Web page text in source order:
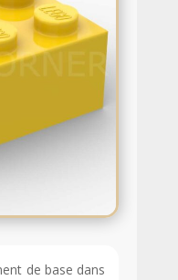
de base dans